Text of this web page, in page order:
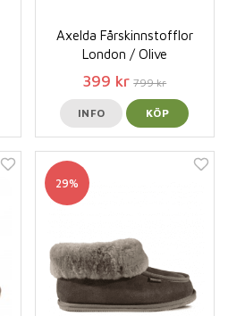
Axelda Fårskinnstofflor
London / Olive
399 kr 799 kr
INFO KÖP
29%